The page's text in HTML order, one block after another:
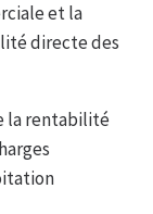
et la
directe des
la rentabilité